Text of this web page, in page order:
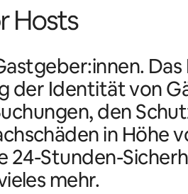
der Identität von
den
in Höhe
24-Stunden-
mehr.